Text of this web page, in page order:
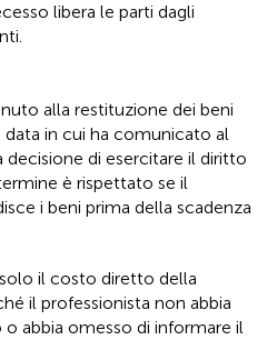
libera le parti dagli
alla restituzione dei beni
data in cui ha comunicato al
decisione di esercitare il diritto
è rispettato se il
i beni prima della scadenza
il costo diretto della
il professionista non abbia
abbia omesso di informare il